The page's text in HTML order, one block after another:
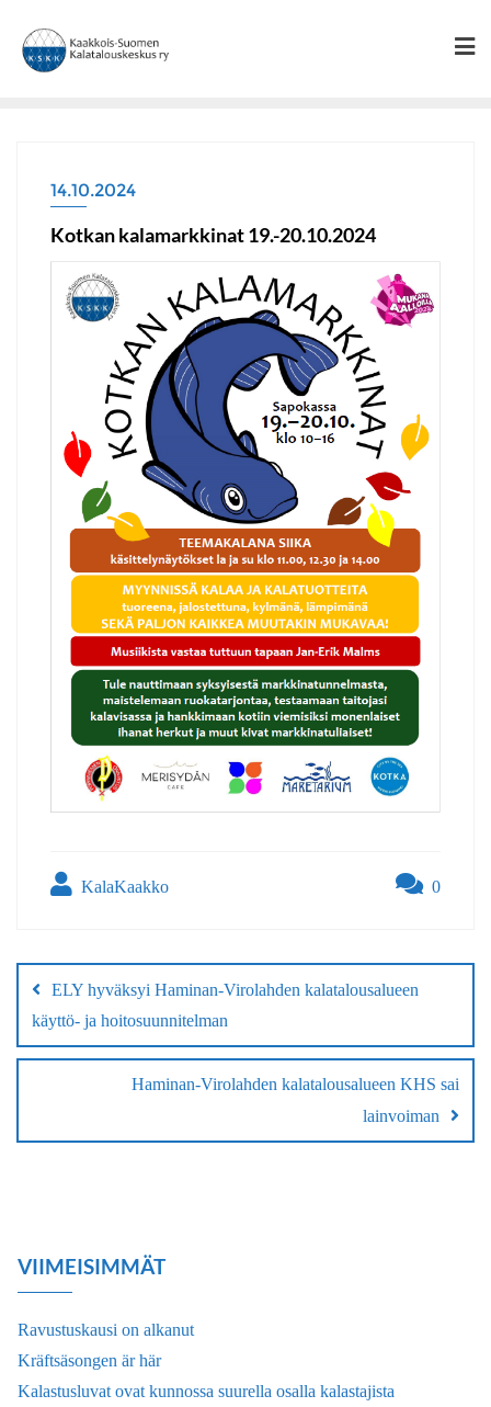
content
14.10.2024
Kotkan kalamarkkinat 19.-20.10.2024
KalaKaakko 0
selaus
ELY hyväksyi Haminan-Virolahden kalatalousalueen
käyttö- ja hoitosuunnitelman
Haminan-Virolahden kalatalousalueen KHS sai
lainvoiman
VIIMEISIMMÄT
Ravustuskausi on alkanut
Kräftsäsongen är här
Kalastusluvat ovat kunnossa suurella osalla kalastajista